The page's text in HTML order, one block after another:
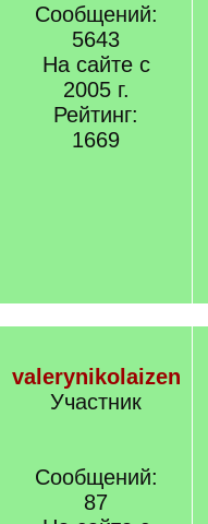
Сообщений:
5643
На сайте с
2005 г.
Рейтинг:
1669
valerynikolaizen
Участник
Сообщений:
87